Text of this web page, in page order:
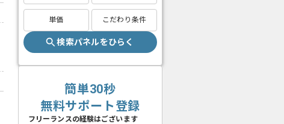
単価 こだわり条件
検索パネルをひらく
簡単30秒
無料サポート登録
フリーランスの経験はございます